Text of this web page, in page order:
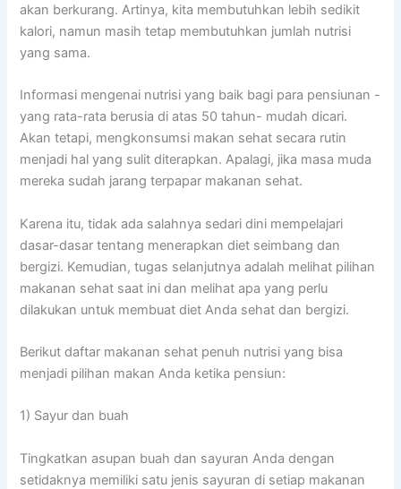
akan berkurang. Artinya, kita membutuhkan lebih sedikit
kalori, namun masih tetap membutuhkan jumlah nutrisi
yang sama.
Informasi mengenai nutrisi yang baik bagi para pensiunan -
yang rata-rata berusia di atas 50 tahun- mudah dicari.
Akan tetapi, mengkonsumsi makan sehat secara rutin
menjadi hal yang sulit diterapkan. Apalagi, jika masa muda
mereka sudah jarang terpapar makanan sehat.
Karena itu, tidak ada salahnya sedari dini mempelajari
dasar-dasar tentang menerapkan diet seimbang dan
bergizi. Kemudian, tugas selanjutnya adalah melihat pilihan
makanan sehat saat ini dan melihat apa yang perlu
dilakukan untuk membuat diet Anda sehat dan bergizi.
Berikut daftar makanan sehat penuh nutrisi yang bisa
menjadi pilihan makan Anda ketika pensiun:
1) Sayur dan buah
Tingkatkan asupan buah dan sayuran Anda dengan
setidaknya memiliki satu jenis sayuran di setiap makanan